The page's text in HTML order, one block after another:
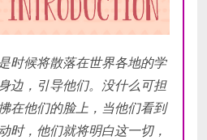
时候将散落在世界各地的学
边，引导他们。没什么可担
在他们的脸上，当他们看到
时，他们就将明白这一切，